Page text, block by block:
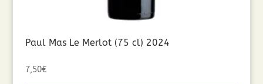
Paul Mas Le Merlot (75 cl) 2024
7,50€